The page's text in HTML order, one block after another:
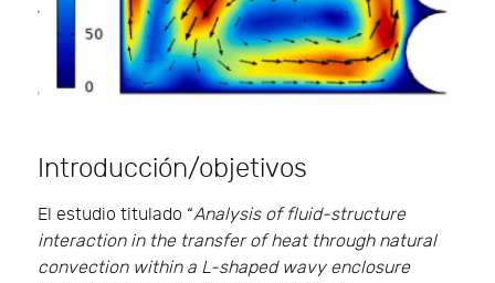
Introducción/objetivos
El estudio titulado “Analysis of fluid-structure
interaction in the transfer of heat through natural
convection within a L-shaped wavy enclosure